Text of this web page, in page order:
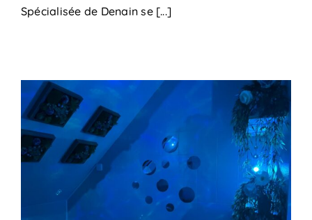
Spécialisée de Denain se [...]